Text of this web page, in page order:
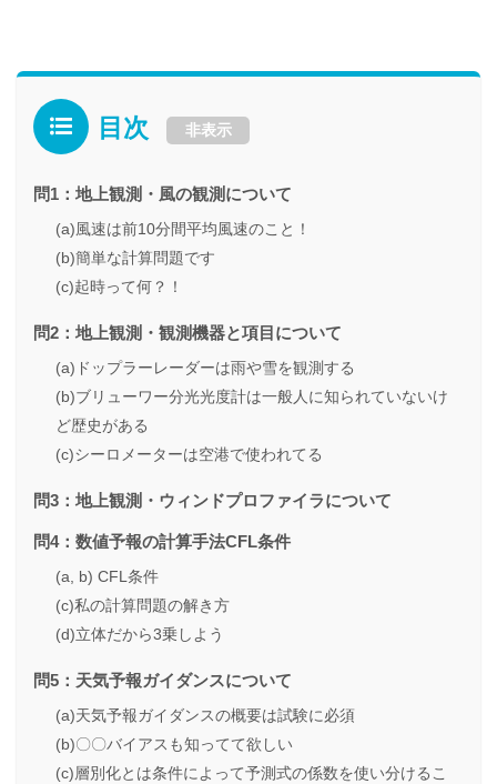
目次 非表示
問1：地上観測・風の観測について
(a)風速は前10分間平均風速のこと！
(b)簡単な計算問題です
(c)起時って何？！
問2：地上観測・観測機器と項目について
(a)ドップラーレーダーは雨や雪を観測する
(b)ブリューワー分光光度計は一般人に知られていないけ
ど歴史がある
(c)シーロメーターは空港で使われてる
問3：地上観測・ウィンドプロファイラについて
問4：数値予報の計算手法CFL条件
(a, b) CFL条件
(c)私の計算問題の解き方
(d)立体だから3乗しよう
問5：天気予報ガイダンスについて
(a)天気予報ガイダンスの概要は試験に必須
(b)〇〇バイアスも知ってて欲しい
(c)層別化とは条件によって予測式の係数を使い分けるこ